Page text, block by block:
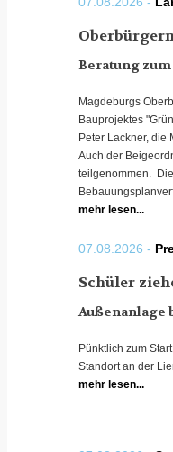
Beratung
Magdeburgs
Bauprojektes
Peter Lackner, die
Auch der
teilgenommen.
mehr lesen...
07.08.2026 -
Schüler
Außenanlage
Pünktlich zum
Standort an der
mehr lesen...